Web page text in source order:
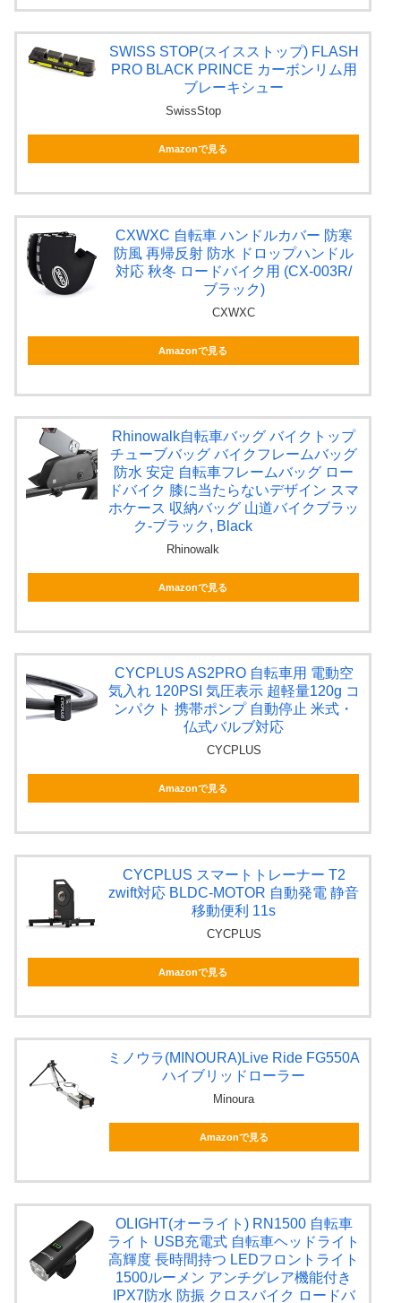
SWISS STOP(スイスストップ) FLASH
PRO BLACK PRINCE カーボンリム用
ブレーキシュー
SwissStop
Amazonで見る
CXWXC 自転車 ハンドルカバー 防寒
防風 再帰反射 防水 ドロップハンドル
対応 秋冬 ロードバイク用 (CX-003R/
ブラック)
CXWXC
Amazonで見る
Rhinowalk自転車バッグ バイクトップ
チューブバッグ バイクフレームバッグ
防水 安定 自転車フレームバッグ ロー
ドバイク 膝に当たらないデザイン スマ
ホケース 収納バッグ 山道バイクブラッ
ク-ブラック, Black
Rhinowalk
Amazonで見る
CYCPLUS AS2PRO 自転車用 電動空
気入れ 120PSI 気圧表示 超軽量120g コ
ンパクト 携帯ポンプ 自動停止 米式・
仏式バルブ対応
CYCPLUS
Amazonで見る
CYCPLUS スマートトレーナー T2
zwift対応 BLDC-MOTOR 自動発電 静音
移動便利 11s
CYCPLUS
Amazonで見る
ミノウラ(MINOURA)Live Ride FG550A
ハイブリッドローラー
Minoura
Amazonで見る
OLIGHT(オーライト) RN1500 自転車
ライト USB充電式 自転車ヘッドライト
高輝度 長時間持つ LEDフロントライト
1500ルーメン アンチグレア機能付き
IPX7防水 防振 クロスバイク ロードバ